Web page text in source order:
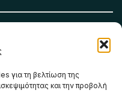
για τη βελτίωση της
και την προβολή